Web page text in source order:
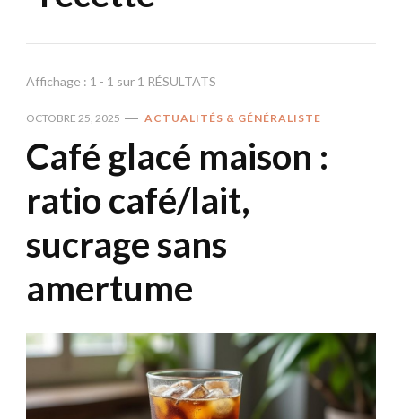
Affichage : 1 - 1 sur 1 RÉSULTATS
OCTOBRE 25, 2025 ACTUALITÉS & GÉNÉRALISTE
Café glacé maison :
ratio café/lait,
sucrage sans
amertume